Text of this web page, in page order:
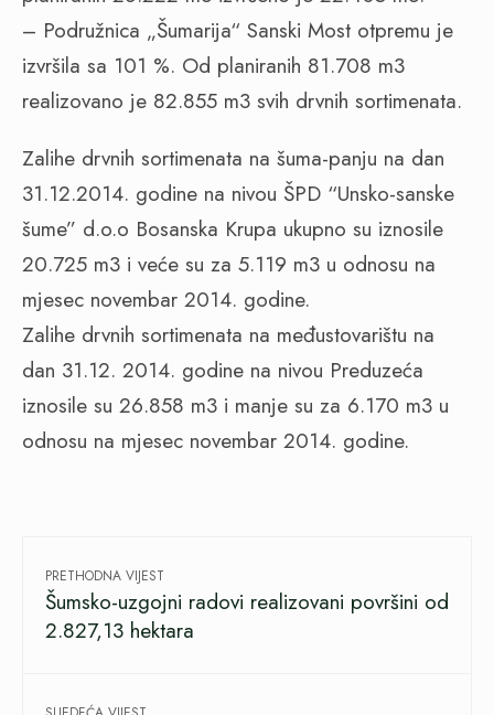
– Podružnica „Šumarija“ Sanski Most otpremu je
izvršila sa 101 %. Od planiranih 81.708 m3
realizovano je 82.855 m3 svih drvnih sortimenata.
Zalihe drvnih sortimenata na šuma-panju na dan
31.12.2014. godine na nivou ŠPD “Unsko-sanske
šume” d.o.o Bosanska Krupa ukupno su iznosile
20.725 m3 i veće su za 5.119 m3 u odnosu na
mjesec novembar 2014. godine.
Zalihe drvnih sortimenata na međustovarištu na
dan 31.12. 2014. godine na nivou Preduzeća
iznosile su 26.858 m3 i manje su za 6.170 m3 u
odnosu na mjesec novembar 2014. godine.
PRETHODNA VIJEST
Šumsko-uzgojni radovi realizovani površini od
2.827,13 hektara